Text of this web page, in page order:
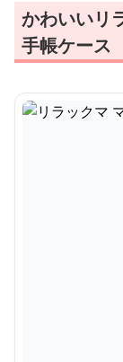
かわいいリ
手帳ケース